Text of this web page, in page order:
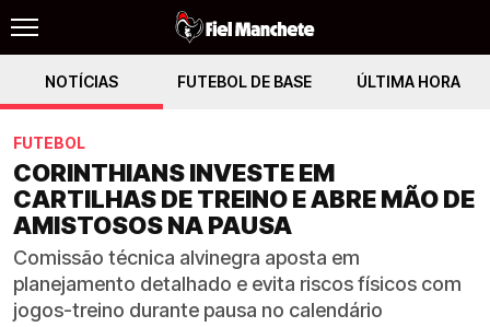
NOTÍCIAS FUTEBOL DE BASE ÚLTIMA HORA
FUTEBOL
CORINTHIANS INVESTE EM
CARTILHAS DE TREINO E ABRE MÃO DE
AMISTOSOS NA PAUSA
Comissão técnica alvinegra aposta em
planejamento detalhado e evita riscos físicos com
jogos-treino durante pausa no calendário